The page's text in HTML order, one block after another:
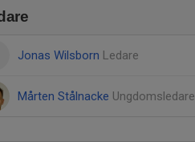
Jonas Wilsborn Ledare
Mårten Stålnacke Ungdomsledare